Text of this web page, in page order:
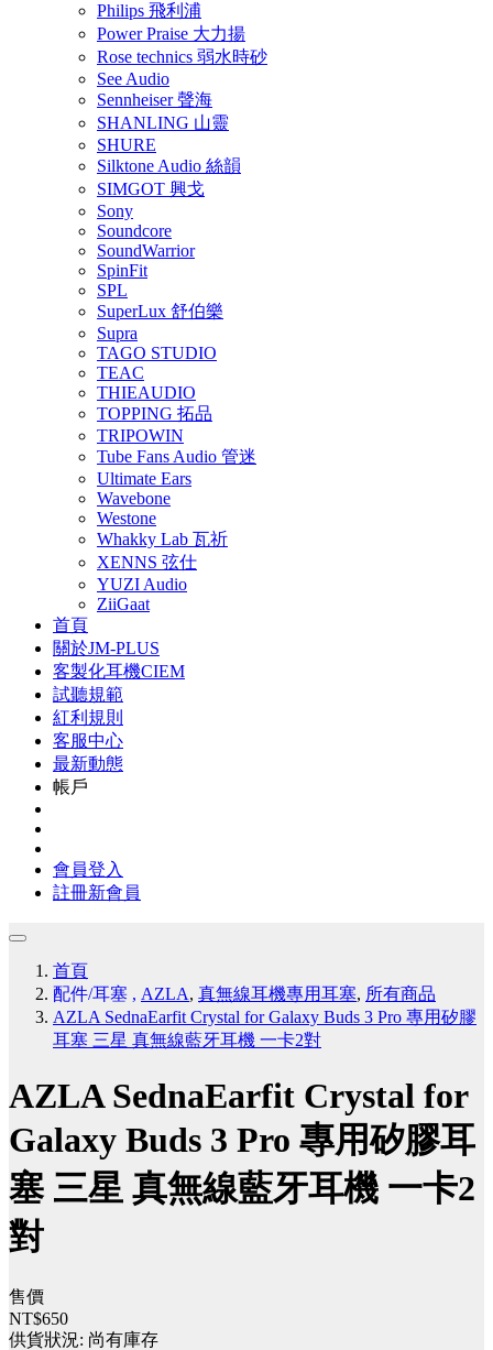
Philips 飛利浦
Power Praise 大力揚
Rose technics 弱水時砂
See Audio
Sennheiser 聲海
SHANLING 山靈
SHURE
Silktone Audio 絲韻
SIMGOT 興戈
Sony
Soundcore
SoundWarrior
SpinFit
SPL
SuperLux 舒伯樂
Supra
TAGO STUDIO
TEAC
THIEAUDIO
TOPPING 拓品
TRIPOWIN
Tube Fans Audio 管迷
Ultimate Ears
Wavebone
Westone
Whakky Lab 瓦祈
XENNS 弦仕
YUZI Audio
ZiiGaat
首頁
關於JM-PLUS
客製化耳機CIEM
試聽規範
紅利規則
客服中心
最新動態
帳戶
會員登入
註冊新會員
首頁
配件/耳塞 , AZLA, 真無線耳機專用耳塞, 所有商品
AZLA SednaEarfit Crystal for Galaxy Buds 3 Pro 專用矽膠
耳塞 三星 真無線藍牙耳機 一卡2對
AZLA SednaEarfit Crystal for
Galaxy Buds 3 Pro 專用矽膠耳
塞 三星 真無線藍牙耳機 一卡2
對
售價
NT$650
供貨狀況: 尚有庫存